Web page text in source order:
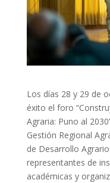
Los días 28 y 29 de
éxito el foro
Agraria: Puno al
Gestión Regional
de Desarrollo
representantes de
académicas y